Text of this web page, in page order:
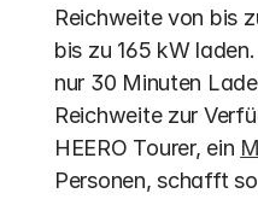
Reichweite von bis
bis zu 165 kW
nur 30 Minuten
Reichweite zur
HEERO Tourer, ein
Personen, schafft